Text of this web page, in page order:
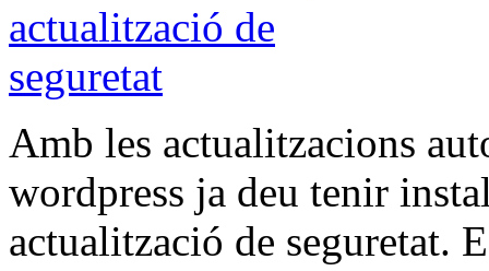
Amb les actualitzacions
wordpress ja deu tenir
actualització de seguretat.